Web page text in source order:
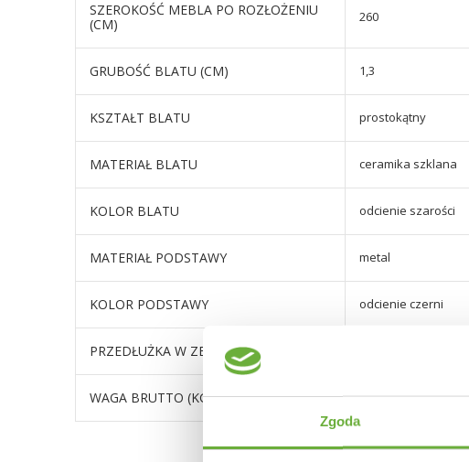
Zgoda
SZEROKOŚĆ MEBLA PO ROZŁOŻENIU
(CM)
260
GRUBOŚĆ BLATU (CM) 1,3
KSZTAŁT BLATU prostokątny
MATERIAŁ BLATU ceramika szklana
KOLOR BLATU odcienie szarości
MATERIAŁ PODSTAWY metal
KOLOR PODSTAWY odcienie czerni
PRZEDŁUŻKA W ZESTAWIE
WAGA BRUTTO (KG) 113,5